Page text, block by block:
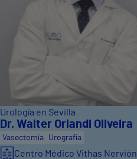
Urología en Sevilla
Dr. Walter Orlandi Oliveira
Vasectomía Urografía
Centro Médico Vithas Nervión